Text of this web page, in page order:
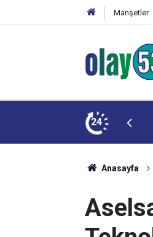
Manşetler
24
Anasayfa